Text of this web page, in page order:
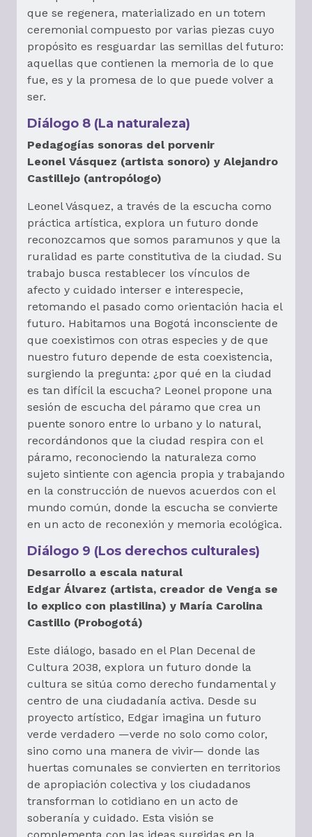
que se regenera, materializado en un totem
ceremonial compuesto por varias piezas cuyo
propósito es resguardar las semillas del futuro:
aquellas que contienen la memoria de lo que
fue, es y la promesa de lo que puede volver a
ser.
Diálogo 8 (La naturaleza)
Pedagogías sonoras del porvenir
Leonel Vásquez (artista sonoro) y Alejandro
Castillejo (antropólogo)
Leonel Vásquez, a través de la escucha como
práctica artística, explora un futuro donde
reconozcamos que somos paramunos y que la
ruralidad es parte constitutiva de la ciudad. Su
trabajo busca restablecer los vínculos de
afecto y cuidado interser e interespecie,
retomando el pasado como orientación hacia el
futuro. Habitamos una Bogotá inconsciente de
que coexistimos con otras especies y de que
nuestro futuro depende de esta coexistencia,
surgiendo la pregunta: ¿por qué en la ciudad
es tan difícil la escucha? Leonel propone una
sesión de escucha del páramo que crea un
puente sonoro entre lo urbano y lo natural,
recordándonos que la ciudad respira con el
páramo, reconociendo la naturaleza como
sujeto sintiente con agencia propia y trabajando
en la construcción de nuevos acuerdos con el
mundo común, donde la escucha se convierte
en un acto de reconexión y memoria ecológica.
Diálogo 9 (Los derechos culturales)
Desarrollo a escala natural
Edgar Álvarez (artista, creador de Venga se
lo explico con plastilina) y María Carolina
Castillo (Probogotá)
Este diálogo, basado en el Plan Decenal de
Cultura 2038, explora un futuro donde la
cultura se sitúa como derecho fundamental y
centro de una ciudadanía activa. Desde su
proyecto artístico, Edgar imagina un futuro
verde verdadero —verde no solo como color,
sino como una manera de vivir— donde las
huertas comunales se convierten en territorios
de apropiación colectiva y los ciudadanos
transforman lo cotidiano en un acto de
soberanía y cuidado. Esta visión se